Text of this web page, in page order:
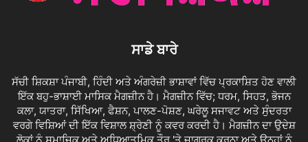
ਸਾਡੇ ਬਾਰੇ
ਸੱਚੀ ਸ਼ਿਕਸ਼ਾ ਪੰਜਾਬੀ, ਹਿੰਦੀ ਅਤੇ ਅੰਗਰੇਜ਼ੀ ਭਾਸ਼ਾਵਾਂ ਵਿੱਚ ਪ੍ਰਕਾਸ਼ਿਤ ਹੋਣ ਵਾਲੀ
ਇੱਕ ਬਹੁ-ਭਾਸ਼ਾਈ ਮਾਸਿਕ ਮੈਗਜ਼ੀਨ ਹੈ। ਮੈਗਜ਼ੀਨ ਵਿੱਚ; ਧਰਮ, ਸਿਹਤ, ਭੋਜਨ
ਕਲਾ, ਯਾਤਰਾ, ਸਿੱਖਿਆ, ਫੈਸ਼ਨ, ਪਾਲਣ-ਪੋਸ਼ਣ, ਘਰੇਲੂ ਸਜਾਵਟ ਅਤੇ ਸੁੰਦਰਤਾ
ਵਰਗੇ ਵਿਸ਼ਿਆਂ ਦੀ ਇੱਕ ਵਿਸ਼ਾਲ ਸ਼੍ਰੇਣੀ ਨੂੰ ਕਵਰ ਕਰਦੀ ਹੈ। ਮੈਗਜ਼ੀਨ ਦਾ ਉਦੇਸ਼
ਲੋਕਾਂ ਨੂੰ ਸਮਾਜਿਕ ਅਤੇ ਅਧਿਆਤਮਿਕ ਤੌਰ 'ਤੇ ਜਾਗਰੂਕ ਕਰਨਾ ਅਤੇ ਉਨ੍ਹਾਂ ਨੂੰ